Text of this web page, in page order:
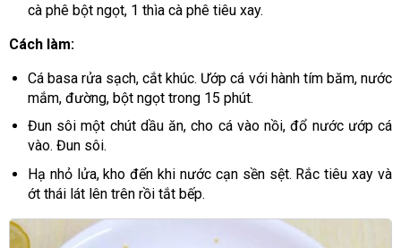
cà phê bột ngọt, 1 thìa cà phê tiêu xay.
Cách làm:
Cá basa rửa sạch, cắt khúc. Ướp cá với hành tím băm, nước
mắm, đường, bột ngọt trong 15 phút.
Đun sôi một chút dầu ăn, cho cá vào nồi, đổ nước ướp cá
vào. Đun sôi.
Hạ nhỏ lửa, kho đến khi nước cạn sền sệt. Rắc tiêu xay và
ớt thái lát lên trên rồi tắt bếp.